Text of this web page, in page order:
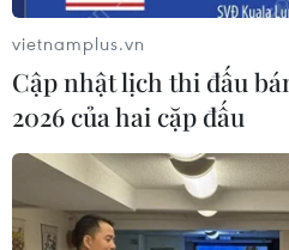
vietnamplus.vn
Cập nhật lịch thi đấu
2026 của hai cặp đấu